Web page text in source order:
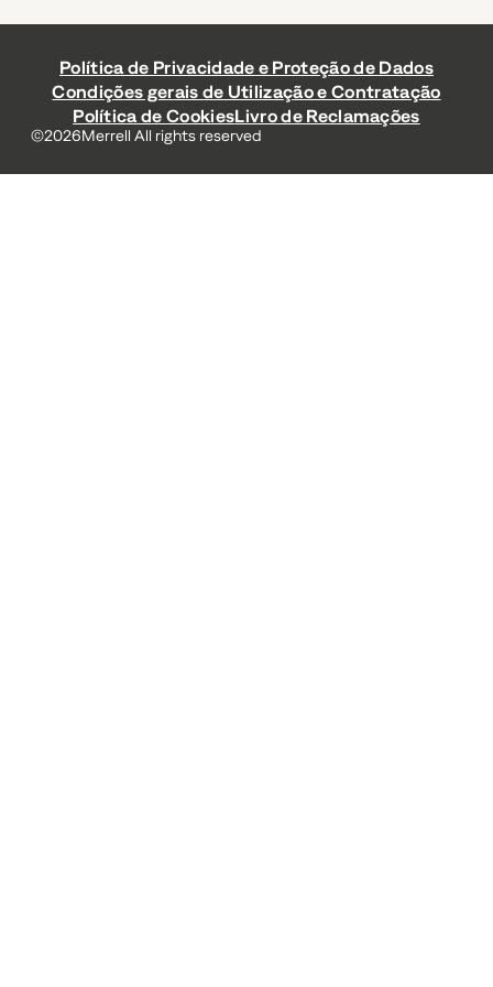
Política de Privacidade e Proteção de Dados
Condições gerais de Utilização e Contratação
Política de CookiesLivro de Reclamações
©2026Merrell All rights reserved